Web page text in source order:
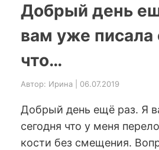
Добрый день
вам уже писала
что…
Автор: Ирина | 06.07.2019
Добрый день ещё раз. Я
сегодня что у меня
кости без смещения.